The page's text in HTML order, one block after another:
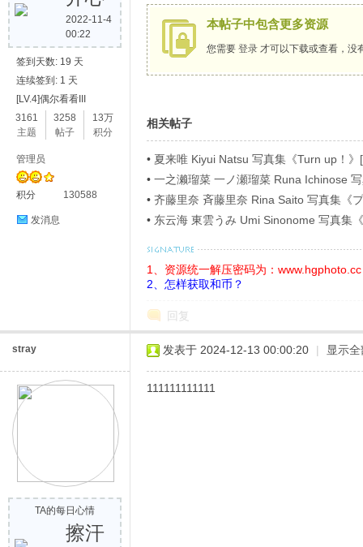
2022-11-4
00:22
签到天数: 19 天
连续签到: 1 天
[LV.4]偶尔看看III
3161
主题
3258
帖子
13万
积分
管理员
积分 130588
发消息
本帖子中包含更多资源
您需要 登录 才可以下载或查看，没
相关帖子
• 夏来唯 Kiyui Natsu 写真集《Turn up！》
• 一之濑瑠菜 一ノ瀬瑠菜 Runa Ichinose
ラビアＳＰ！４》[54P]
• 齐藤里奈 斉藤里奈 Rina Saito 写真集《
イ》[71P]
• 东云海 東雲うみ Umi Sinonome 写真集
1、资源统一解压密码为：www.hgphoto.cc
2、怎样获取和币？
回复
stray
TA的每日心情
擦汗
发表于 2024-12-13 00:00:20 | 显示
111111111111